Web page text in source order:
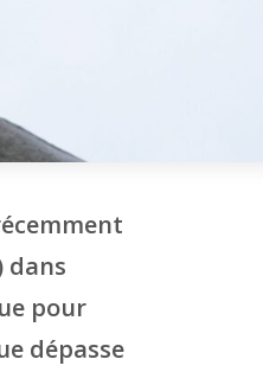
dans
pour
dépasse